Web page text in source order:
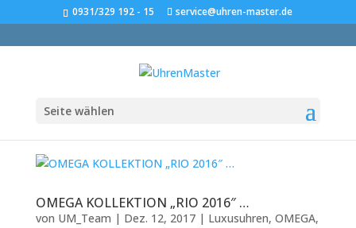
0931/329 192 - 15 service@uhren-master.de
Seite wählen
OMEGA KOLLEKTION „RIO 2016″ …
von UM_Team | Dez. 12, 2017| Luxusuhren, OMEGA,